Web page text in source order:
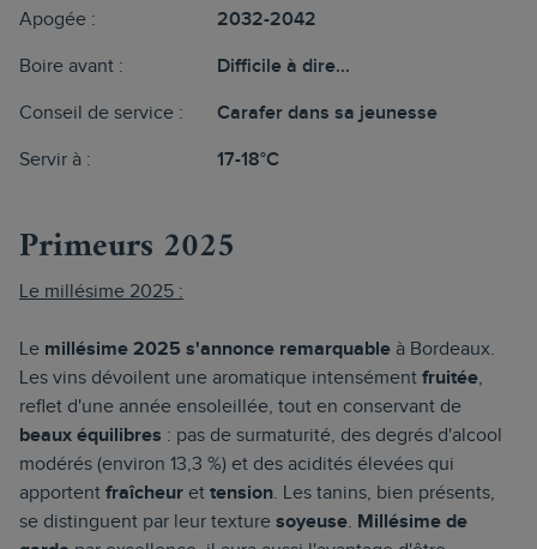
Apogée : 2032-2042
Boire avant : Difficile à dire...
Conseil de service : Carafer dans sa jeunesse
Servir à : 17-18°C
Primeurs 2025
Le millésime 2025 :
Le millésime 2025 s'annonce remarquable à Bordeaux.
Les vins dévoilent une aromatique intensément fruitée,
reflet d'une année ensoleillée, tout en conservant de
beaux équilibres : pas de surmaturité, des degrés d'alcool
modérés (environ 13,3 %) et des acidités élevées qui
apportent fraîcheur et tension. Les tanins, bien présents,
se distinguent par leur texture soyeuse. Millésime de